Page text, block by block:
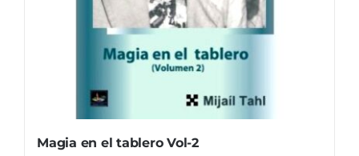
Magia en el tablero Vol-2